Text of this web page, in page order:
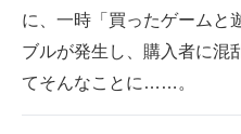
スマホと通信の最新トレンド
進化するPCとデバイスの未来
に、一時「買ったゲームと
ブルが発生し、購入者に混
てそんなことに……。